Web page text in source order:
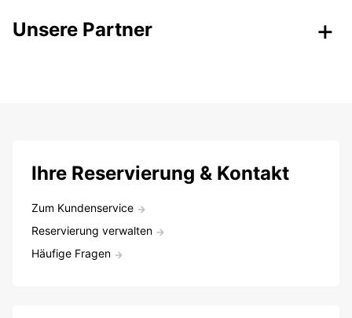
Unsere Partner
Ihre Reservierung & Kontakt
Zum Kundenservice
Reservierung verwalten
Häufige Fragen